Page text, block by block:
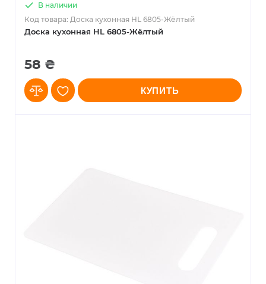
Доска кухонная HL 6805-Жёлтый
В наличии
Код товара: Доска кухонная HL 6805-Жёлтый
58 ₴
КУПИТЬ